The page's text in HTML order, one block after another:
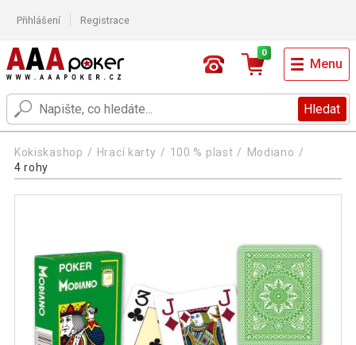
Přihlášení Registrace
Hledat
0
Menu
Kokiskashop Hrací karty 100 % plast
Modiano
4 rohy